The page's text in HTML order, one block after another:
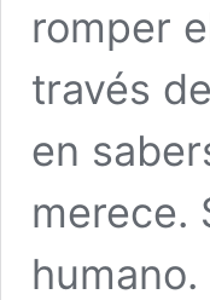
romper
través
en
merece.